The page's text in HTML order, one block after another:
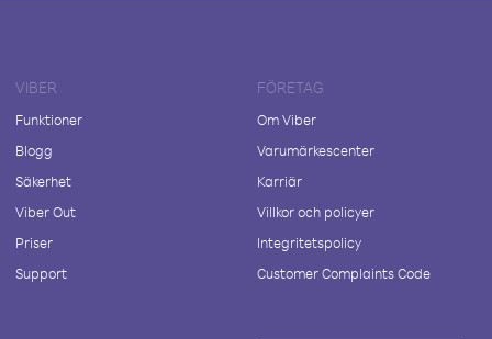
VIBER
Funktioner
Blogg
Säkerhet
Viber Out
Priser
Support
FÖRETAG
Om Viber
Varumärkescenter
Karriär
Villkor och policyer
Integritetspolicy
Customer Complaints Code